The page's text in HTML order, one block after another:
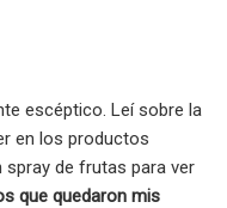
escéptico. Leí sobre la
en los productos
spray de frutas para ver
que quedaron mis